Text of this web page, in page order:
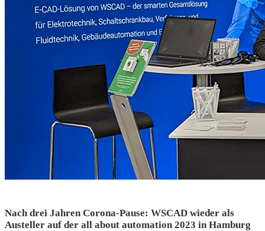
Nach drei Jahren Corona-Pause: WSCAD wieder als
Austeller auf der all about automation 2023 in Hamburg